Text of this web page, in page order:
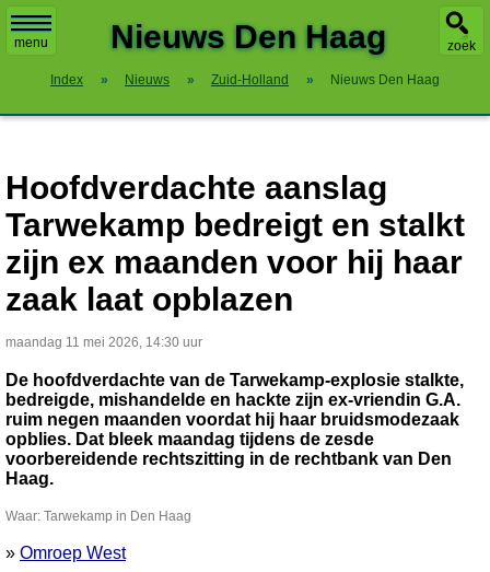
menu zoek
Nieuws Den Haag
Index » Nieuws » Zuid-Holland » Nieuws Den Haag
Hoofdverdachte aanslag
Tarwekamp bedreigt en stalkt
zijn ex maanden voor hij haar
zaak laat opblazen
maandag 11 mei 2026, 14:30 uur
De hoofdverdachte van de Tarwekamp-explosie stalkte,
bedreigde, mishandelde en hackte zijn ex-vriendin G.A.
ruim negen maanden voordat hij haar bruidsmodezaak
opblies. Dat bleek maandag tijdens de zesde
voorbereidende rechtszitting in de rechtbank van Den
Haag.
Waar: Tarwekamp in Den Haag
» Omroep West